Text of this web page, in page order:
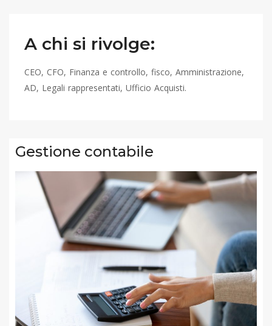
A chi si rivolge:
CEO, CFO, Finanza e controllo, fisco, Amministrazione,
AD, Legali rappresentati, Ufficio Acquisti.
Gestione contabile